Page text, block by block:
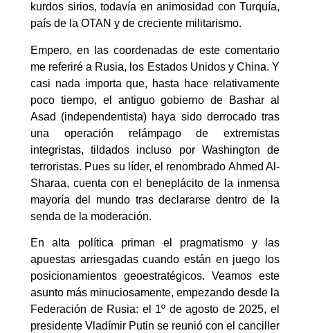
kurdos sirios, todavía en animosidad con Turquía,
país de la OTAN y de creciente militarismo.
Empero, en las coordenadas de este comentario
me referiré a Rusia, los Estados Unidos y China. Y
casi nada importa que, hasta hace relativamente
poco tiempo, el antiguo gobierno de Bashar al
Asad (independentista) haya sido derrocado tras
una operación relámpago de extremistas
integristas, tildados incluso por Washington de
terroristas. Pues su líder, el renombrado Ahmed Al-
Sharaa, cuenta con el beneplácito de la inmensa
mayoría del mundo tras declararse dentro de la
senda de la moderación.
En alta política priman el pragmatismo y las
apuestas arriesgadas cuando están en juego los
posicionamientos geoestratégicos. Veamos este
asunto más minuciosamente, empezando desde la
Federación de Rusia: el 1º de agosto de 2025, el
presidente Vladímir Putin se reunió con el canciller